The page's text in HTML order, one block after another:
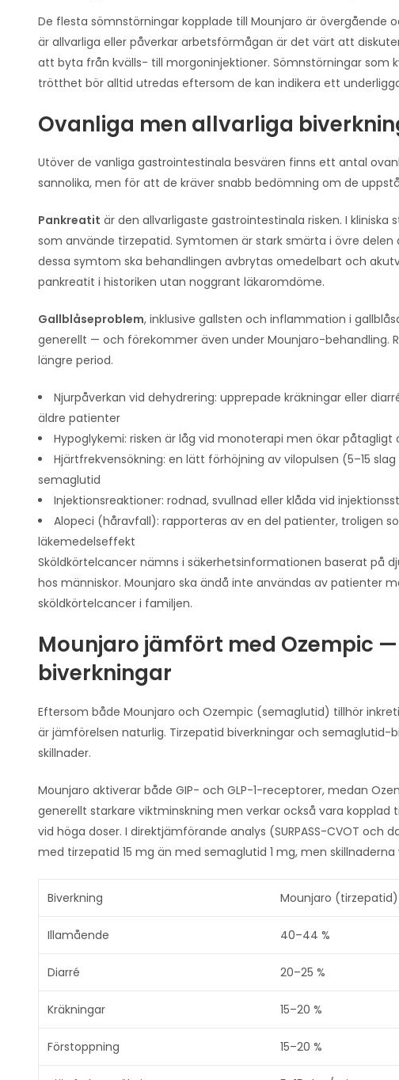
De flesta sömnstörningar kopplade till Mounjaro är
är allvarliga eller påverkar arbetsförmågan är det värt att
att byta från kvälls- till morgoninjektioner. Sömnstörningar
trötthet bör alltid utredas eftersom de kan indikera ett
Ovanliga men allvarliga
Utöver de vanliga gastrointestinala besvären finns ett antal
sannolika, men för att de kräver snabb bedömning om de
Pankreatit är den allvarligaste gastrointestinala risken. I
som använde tirzepatid. Symtomen är stark smärta i övre
dessa symtom ska behandlingen avbrytas omedelbart och
pankreatit i historiken utan noggrant läkaromdöme.
Gallblåseproblem, inklusive gallsten och inflammation i
generellt — och förekommer även under Mounjaro-behandling.
längre period.
Njurpåverkan vid dehydrering: upprepade kräkningar eller
äldre patienter
Hypoglykemi: risken är låg vid monoterapi men ökar
Hjärtfrekvensökning: en lätt förhöjning av vilopulsen (5–15
semaglutid
Injektionsreaktioner: rodnad, svullnad eller klåda vid
Alopeci (håravfall): rapporteras av en del patienter, troligen
läkemedelseffekt
Sköldkörtelcancer nämns i säkerhetsinformationen baserat på
hos människor. Mounjaro ska ändå inte användas av patienter
sköldkörtelcancer i familjen.
Mounjaro jämfört med Ozempic
biverkningar
Eftersom både Mounjaro och Ozempic (semaglutid) tillhör
är jämförelsen naturlig. Tirzepatid biverkningar och
skillnader.
Mounjaro aktiverar både GIP- och GLP-1-receptorer, medan
generellt starkare viktminskning men verkar också vara
vid höga doser. I direktjämförande analys (SURPASS-CVOT
med tirzepatid 15 mg än med semaglutid 1 mg, men
Biverkning Mounjaro (tirzepatid)
Illamående 40–44 %
Diarré 20–25 %
Kräkningar 15–20 %
Förstoppning 15–20 %